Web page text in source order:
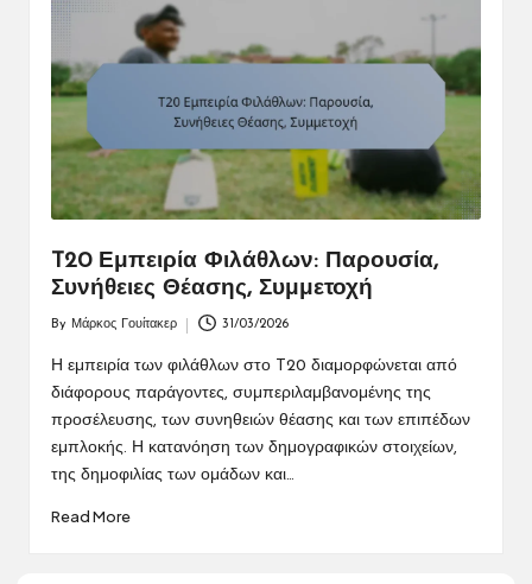
T20 Εμπειρία Φιλάθλων: Παρουσία,
Συνήθειες Θέασης, Συμμετοχή
by
By Μάρκος Γουίτακερ 31/03/2026
Η εμπειρία των φιλάθλων στο T20 διαμορφώνεται από
διάφορους παράγοντες, συμπεριλαμβανομένης της
προσέλευσης, των συνηθειών θέασης και των επιπέδων
εμπλοκής. Η κατανόηση των δημογραφικών στοιχείων,
της δημοφιλίας των ομάδων και…
Read More